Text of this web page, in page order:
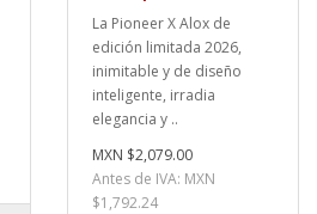
La Pioneer X Alox de
edición limitada 2026,
inimitable y de diseño
inteligente, irradia
elegancia y ..
MXN $2,079.00
Antes de IVA: MXN
$1,792.24